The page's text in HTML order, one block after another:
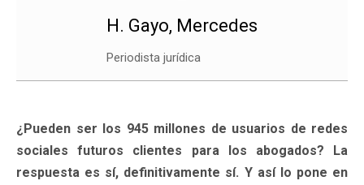
H. Gayo, Mercedes
Periodista jurídica
¿Pueden ser los 945 millones de usuarios de redes
sociales futuros clientes para los abogados? La
respuesta es sí, definitivamente sí. Y así lo pone en